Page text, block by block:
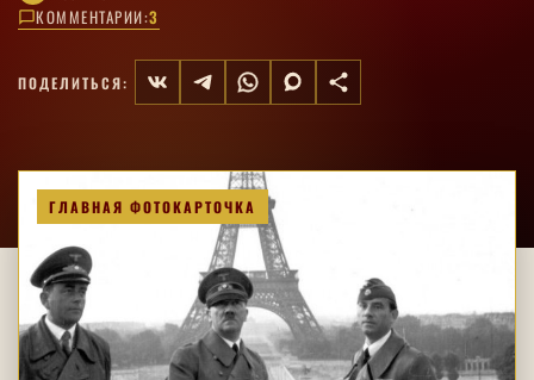
КОММЕНТАРИИ:3
ПОДЕЛИТЬСЯ:
ГЛАВНАЯ ФОТОКАРТОЧКА